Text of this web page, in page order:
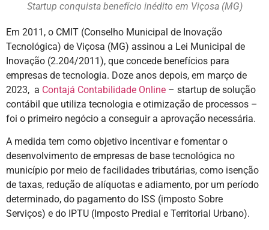
Startup conquista benefício inédito em Viçosa (MG)
Em 2011, o CMIT (Conselho Municipal de Inovação
Tecnológica) de Viçosa (MG) assinou a Lei Municipal de
Inovação (2.204/2011), que concede benefícios para
empresas de tecnologia. Doze anos depois, em março de
2023, a Contajá Contabilidade Online – startup de solução
contábil que utiliza tecnologia e otimização de processos –
foi o primeiro negócio a conseguir a aprovação necessária.
A medida tem como objetivo incentivar e fomentar o
desenvolvimento de empresas de base tecnológica no
município por meio de facilidades tributárias, como isenção
de taxas, redução de alíquotas e adiamento, por um período
determinado, do pagamento do ISS (imposto Sobre
Serviços) e do IPTU (Imposto Predial e Territorial Urbano).